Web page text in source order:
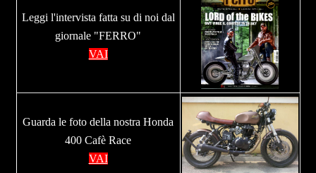
Leggi l'intervista fatta su di noi dal
giornale "FERRO"
VAI
Guarda le foto della nostra Honda
400 Cafè Race
VAI